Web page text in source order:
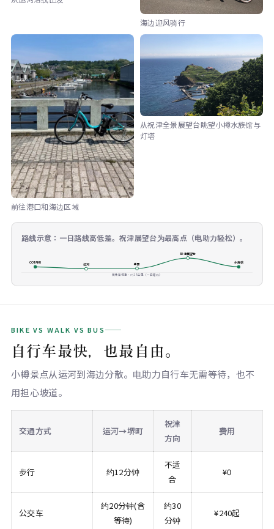
海边迎风骑行
前往港口和海边区域
从祝津全景展望台眺望小樽水族馆与
灯塔
路线示意：一日路线高低差。祝津展望台为最高点（电助力轻松）。
COTARU 运河 堺町
祝津展望台
水族馆
爬坡至祝津・约18公里（一日路线）
BIKE VS WALK VS BUS
自行车最快，也最自由。
小樽景点从运河到海边分散。电助力自行车无需等待，也不
用担心坡道。
交通方式 运河→堺町
祝津
方向
费用
步行 约12分钟
不适
合
¥0
公交车
约20分钟(含
等待)
约30
分钟
¥240起